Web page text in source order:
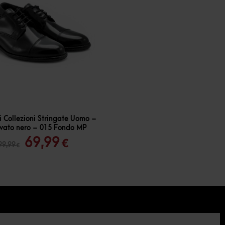
Collezioni Stringate Uomo –
nero – 015 Fondo MP
€
Il
era:
69,99€Il
è: